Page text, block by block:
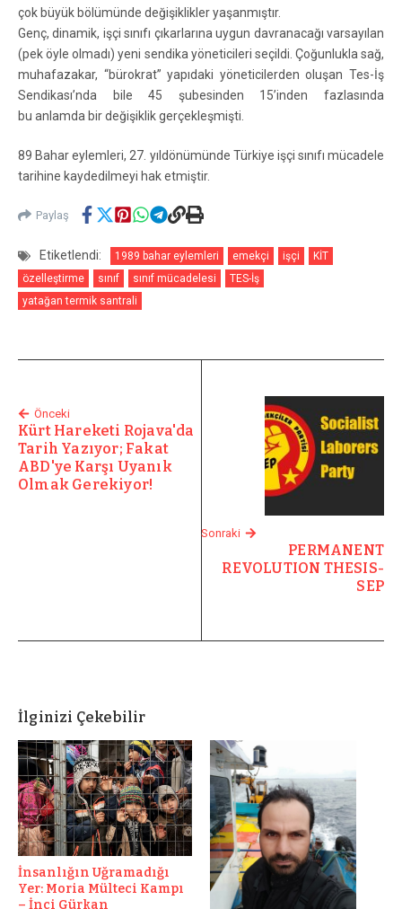
çok büyük bölümünde değişiklikler yaşanmıştır.
Genç, dinamik, işçi sınıfı çıkarlarına uygun davranacağı varsayılan
(pek öyle olmadı) yeni sendika yöneticileri seçildi. Çoğunlukla sağ,
muhafazakar, “bürokrat” yapıdaki yöneticilerden oluşan Tes-İş
Sendikası’nda bile 45 şubesinden 15’inden fazlasında
bu anlamda bir değişiklik gerçekleşmişti.
89 Bahar eylemleri, 27. yıldönümünde Türkiye işçi sınıfı mücadele
tarihine kaydedilmeyi hak etmiştir.
Paylaş
Etiketlendi: 1989 bahar eylemleri emekçi işçi
KİT
özelleştirme
sınıf sınıf mücadelesi
TES-İş
yatağan termik santrali
Önceki
Kürt Hareketi Rojava'da
Tarih Yazıyor; Fakat
ABD'ye Karşı Uyanık
Olmak Gerekiyor!
Sonraki
PERMANENT
REVOLUTION THESIS-
SEP
İlginizi Çekebilir
İnsanlığın Uğramadığı
Yer: Moria Mülteci Kampı
– İnci Gürkan